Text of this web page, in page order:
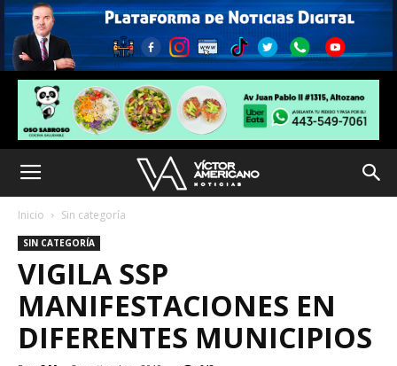
Inicio Sin categoría
SIN CATEGORÍA
VIGILA SSP
MANIFESTACIONES EN
DIFERENTES MUNICIPIOS